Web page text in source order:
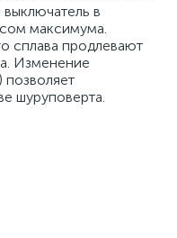
в
максимума.
сплава продлевают
Изменение
позволяет
шуруповерта.